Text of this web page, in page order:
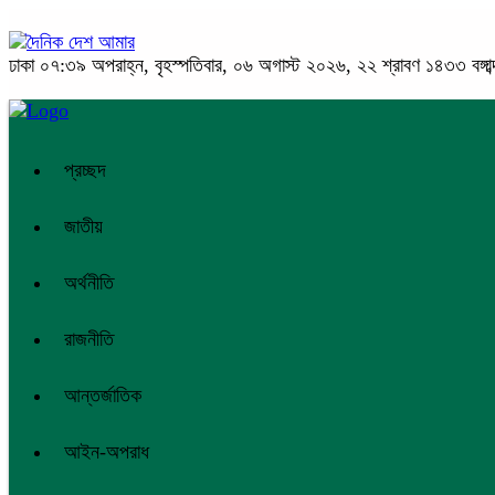
ঢাকা ০৭:৩৯ অপরাহ্ন, বৃহস্পতিবার, ০৬ অগাস্ট ২০২৬, ২২ শ্রাবণ ১৪৩৩
প্রচ্ছদ
জাতীয়
অর্থনীতি
রাজনীতি
আন্তর্জাতিক
আইন-অপরাধ